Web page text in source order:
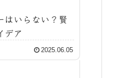
はいらない？賢
デア
2025.06.05